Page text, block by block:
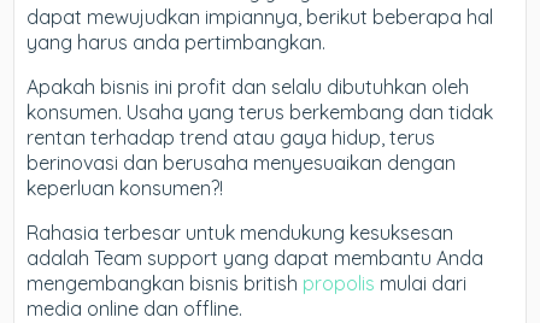
dapat mewujudkan impiannya, berikut beberapa hal
yang harus anda pertimbangkan.
Apakah bisnis ini profit dan selalu dibutuhkan oleh
konsumen. Usaha yang terus berkembang dan tidak
rentan terhadap trend atau gaya hidup, terus
berinovasi dan berusaha menyesuaikan dengan
keperluan konsumen?!
Rahasia terbesar untuk mendukung kesuksesan
adalah Team support yang dapat membantu Anda
mengembangkan bisnis british propolis mulai dari
media online dan offline.